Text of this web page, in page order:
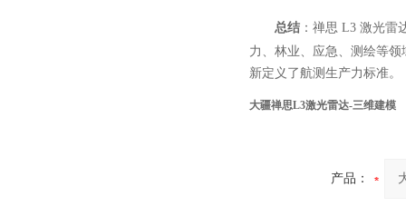
总结 ：禅思 L3 激光
力、林业、应急、测绘等
新定义了航测生产力标准。
大疆禅思L3激光雷达-三维建模
产品：